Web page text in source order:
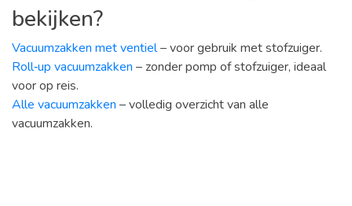
bekijken?
Vacuumzakken met ventiel– voor gebruik met stofzuiger.
Roll‑up vacuumzakken – zonder pomp of stofzuiger, ideaal
voor op reis.
Alle vacuumzakken – volledig overzicht van alle
vacuumzakken.